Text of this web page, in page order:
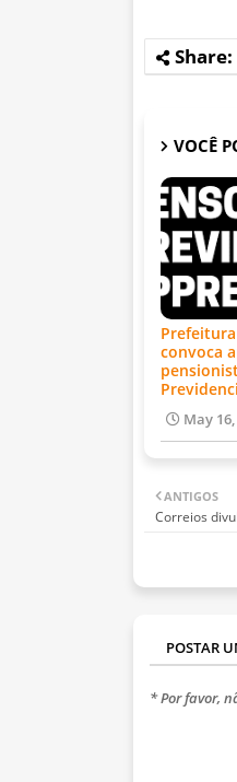
VOCÊ
convoca
May
ANTIGOS
Correios
POSTAR
* Por favor,